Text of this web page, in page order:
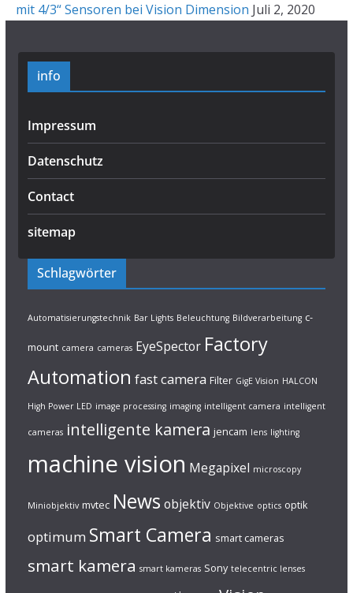
mit 4/3“ Sensoren bei Vision Dimension Juli 2, 2020
info
Impressum
Datenschutz
Contact
sitemap
Schlagwörter
Automatisierungstechnik Bar Lights Beleuchtung Bildverarbeitung c-
mount camera cameras EyeSpector Factory
Automation fast camera Filter GigE Vision HALCON
High Power LED image processing imaging intelligent camera intelligent
cameras intelligente kamera jencam lens lighting
machine vision Megapixel microscopy
Miniobjektiv mvtec News objektiv Objektive optics optik
optimum Smart Camera smart cameras
smart kamera smart kameras Sony telecentric lenses